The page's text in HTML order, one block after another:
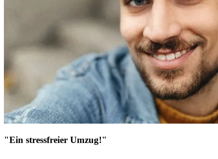
"Ein stressfreier Umzug!"